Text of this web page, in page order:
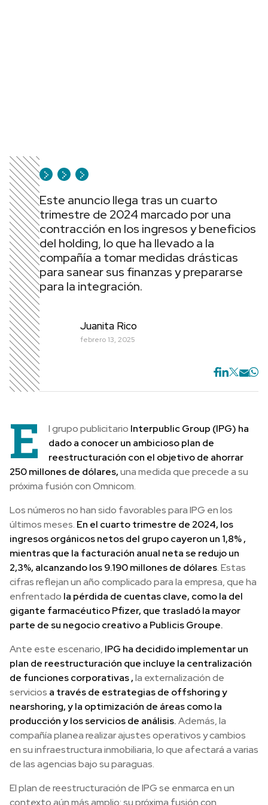
Este anuncio llega tras un cuarto
trimestre de 2024 marcado por una
contracción en los ingresos y beneficios
del holding, lo que ha llevado a la
compañía a tomar medidas drásticas
para sanear sus finanzas y prepararse
para la integración.
Juanita Rico
febrero 13, 2025
E l grupo publicitario Interpublic Group (IPG) ha
dado a conocer un ambicioso plan de
reestructuración con el objetivo de ahorrar
250 millones de dólares,una medida que precede a su
próxima fusión con Omnicom.
Los números no han sido favorables para IPG en los
últimos meses. En el cuarto trimestre de 2024, los
ingresos orgánicos netos del grupo cayeron un 1,8% ,
mientras que la facturación anual neta se redujo un
2,3%, alcanzando los 9.190 millones de dólares. Estas
cifras reflejan un año complicado para la empresa, que ha
enfrentado la pérdida de cuentas clave, como la del
gigante farmacéutico Pfizer, que trasladó la mayor
parte de su negocio creativo a Publicis Groupe.
Ante este escenario, IPG ha decidido implementar un
plan de reestructuración que incluye la centralización
de funciones corporativas ,la externalización de
servicios a través de estrategias de offshoring y
nearshoring, y la optimización de áreas como la
producción y los servicios de análisis.Además, la
compañía planea realizar ajustes operativos y cambios
en su infraestructura inmobiliaria, lo que afectará a varias
de las agencias bajo su paraguas.
El plan de reestructuración de IPG se enmarca en un
contexto aún más amplio: su próxima fusión con